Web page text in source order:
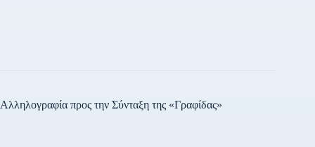
Αλληλογραφία προς την Σύνταξη της «Γραφίδας»